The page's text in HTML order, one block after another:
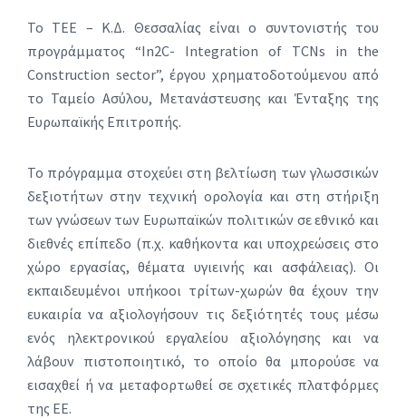
Το ΤΕΕ – Κ.Δ. Θεσσαλίας είναι ο συντονιστής του
προγράμματος “In2C- Integration of TCNs in the
Construction sector”, έργου χρηματοδοτούμενου από
το Ταμείο Ασύλου, Μετανάστευσης και Ένταξης της
Ευρωπαϊκής Επιτροπής.
Το πρόγραμμα στοχεύει στη βελτίωση των γλωσσικών
δεξιοτήτων στην τεχνική ορολογία και στη στήριξη
των γνώσεων των Ευρωπαϊκών πολιτικών σε εθνικό και
διεθνές επίπεδο (π.χ. καθήκοντα και υποχρεώσεις στο
χώρο εργασίας, θέματα υγιεινής και ασφάλειας). Οι
εκπαιδευμένοι υπήκοοι τρίτων-χωρών θα έχουν την
ευκαιρία να αξιολογήσουν τις δεξιότητές τους μέσω
ενός ηλεκτρονικού εργαλείου αξιολόγησης και να
λάβουν πιστοποιητικό, το οποίο θα μπορούσε να
εισαχθεί ή να μεταφορτωθεί σε σχετικές πλατφόρμες
της ΕΕ.